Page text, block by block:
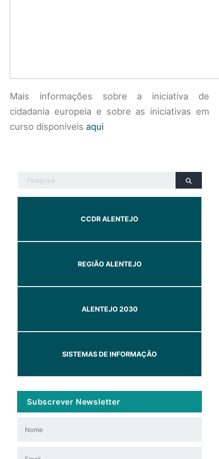
Mais informações sobre a iniciativa de
cidadania europeia e sobre as iniciativas em
curso disponíveis aqui
CCDR ALENTEJO
REGIÃO ALENTEJO
ALENTEJO 2030
SISTEMAS DE INFORMAÇÃO
Subscrever Newsletter